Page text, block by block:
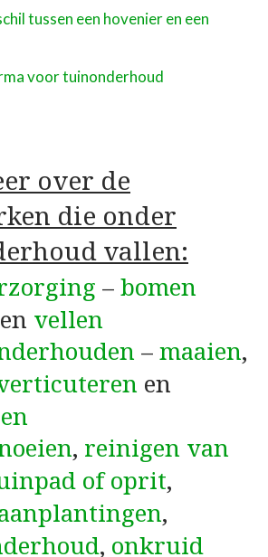
tussen een hovenier en een
voor tuinonderhoud
over de
die onder
vallen:
–bomen
en vellen
–maaien,
en
, reinigen van
of oprit,
,
, onkruid